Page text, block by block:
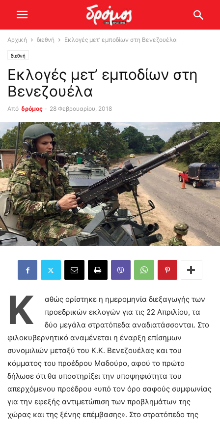
Αρχική διεθνή Εκλογές μετ’ εμποδίων στη Βενεζουέλα
διεθνή
Εκλογές μετ’ εμποδίων στη
Βενεζουέλα
Από δρόμος - 28 Φεβρουαρίου, 2018
Κ
αθώς ορίστηκε η ημερομηνία διεξαγωγής των
προεδρικών εκλογών για τις 22 Απριλίου, τα
δύο μεγάλα στρατόπεδα αναδιατάσσονται. Στο
φιλοκυβερνητικό αναμένεται η έναρξη επίσημων
συνομιλιών μεταξύ του Κ.Κ. Βενεζουέλας και του
κόμματος του προέδρου Μαδούρο, αφού το πρώτο
δήλωσε ότι θα υποστηρίξει την υποψηφιότητα του
απερχόμενου προέδρου «υπό τον όρο σαφούς συμφωνίας
για την εφεξής αντιμετώπιση των προβλημάτων της
χώρας και της ξένης επέμβασης». Στο στρατόπεδο της